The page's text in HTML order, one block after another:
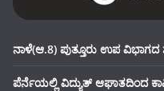
ನಾಳೆ(ಆ.8) ಪುತ್ತೂರು ಉಪ
ಪೆರ್ನೆಯಲ್ಲಿ ವಿದ್ಯುತ್ ಆಘಾತದಿಂದ